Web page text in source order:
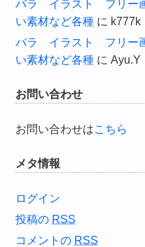
バラ イラスト フリー
い素材など各種 に k777k
バラ イラスト フリー
い素材など各種 にAyu.Y
お問い合わせ
お問い合わせはこちら
メタ情報
ログイン
投稿の RSS
コメントの RSS